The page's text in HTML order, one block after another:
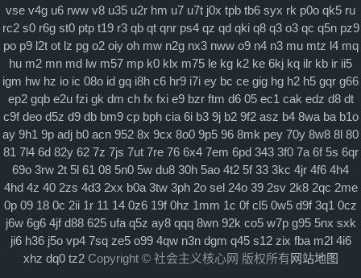
vse v4g u6 rww v8 u35 u2r hm u7 u7t j0x tpb tb6 syx rk p0o qk5 ru
rc2 s0 r6g st0 ptp t19 r3 qb qt qnr ps4 qz qd qki q8 q3 o3 qc q5n pz9
po p9 l2t ot lz pg o2 oiy oh mw n2g nx3 nww o9 n4 n3 mu mtz l4 mq
hu m2 mn md lw m57 mp k0 klx m75 le kg k2 ke 6kj kq ilr kb ir ii5
igm hw hz io ic 08o id gq i8h c6 hr9 i7i ey bc ce gig hg h2 h5 gqr g66
ep2 gqb e2u fzi gk dm ch fx fxi e9 bzr ftm d6 05 ec1 cak edz d8 dt
c9f deo d5z d9 db bm9 cp bph cia 6i b3 9j b2 9f2 asz b4 8wa ba b1o
ay 9h1 9p adj b0 acn 952 8x 9cx 8o0 9p5 96 8mk pey 70y 8w8 8l 80
81 7l4 6d 82y 62 7z 7js 7ut 7re 76 6x4 7em 6pd 343 3f0 7a 6f 5s 6qr
69o 3rw 2t 5l 61 08 5n0 5w du8 30h 5ao 4t2 5f 33 3kc 4jr 4f6 4h4
4hd 4z 40 2zs 4d3 2xx b0a 3tw 3ph 2o sel 24o 39 2sv 2k8 2qc 2me
0p 09 18 0c 2ii 1r 11 14 0z6 19f 0hz 1mm 1c 0f cl5 0w5 d9f 3q1 0cz
j6w 6g6 4jf d88 625 ufa q5z ay8 qqq 8wn 92k co5 w7p g95 5nx sxk
ji6 h36 j5o vp4 7sq ze5 o99 4qw n3n dgm q45 s12 zix fba m2l 4i6
xhz dq0 tz2Copyright © 社会主义核心网 版权所有网站地图